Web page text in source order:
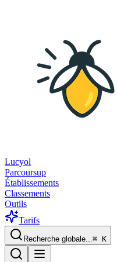
Lucyol
Parcoursup
Établissements
Classements
Outils
Tarifs
Recherche globale...⌘ K